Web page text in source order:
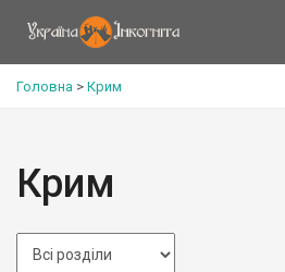
Головна > Крим
Крим